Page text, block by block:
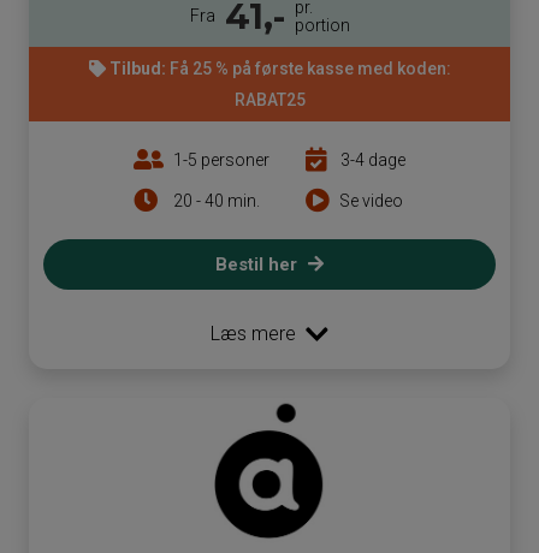
Fra 41,-
pr.
portion
Tilbud: Få 25 % på første kasse med koden:
RABAT25
1-5 personer
20 - 40 min.
3-4 dage
Se video
Bestil her
Læs mere